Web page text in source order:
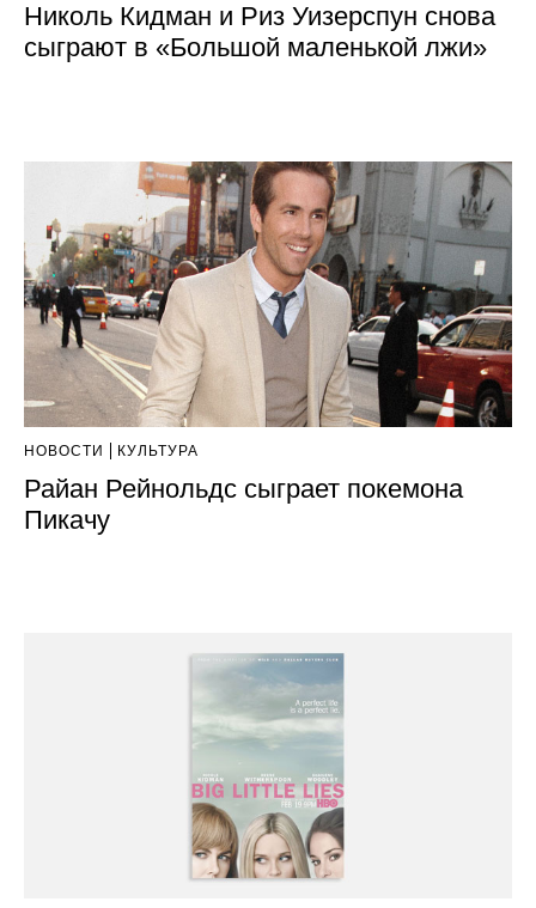
Николь Кидман и Риз Уизерспун снова
сыграют в «Большой маленькой лжи»
НОВОСТИ КУЛЬТУРА
Райан Рейнольдс сыграет покемона
Пикачу